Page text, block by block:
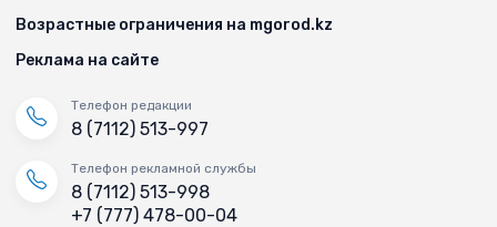
Возрастные ограничения на mgorod.kz
Реклама на сайте
Телефон редакции
8 (7112) 513-997
Телефон рекламной службы
8 (7112) 513-998
+7 (777) 478-00-04